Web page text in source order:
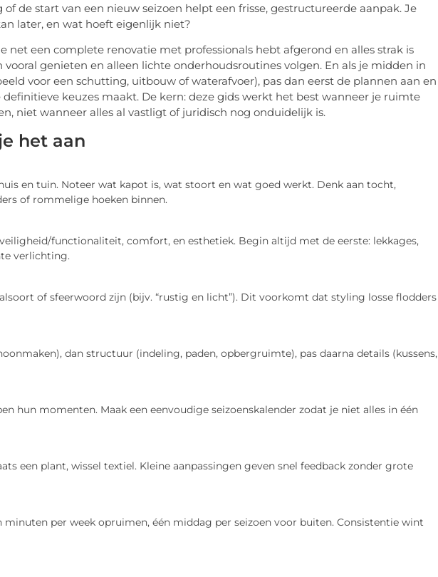
de start van een nieuw seizoen helpt een frisse, gestructureerde aanpak. Je
later, en wat hoeft eigenlijk niet?
net een complete renovatie met professionals hebt afgerond en alles strak is
genieten en alleen lichte onderhoudsroutines volgen. En als je midden in
voor een schutting, uitbouw of waterafvoer), pas dan eerst de plannen aan en
definitieve keuzes maakt. De kern: deze gids werkt het best wanneer je ruimte
niet wanneer alles al vastligt of juridisch nog onduidelijk is.
het aan
en tuin. Noteer wat kapot is, wat stoort en wat goed werkt. Denk aan tocht,
of rommelige hoeken binnen.
functionaliteit, comfort, en esthetiek. Begin altijd met de eerste: lekkages,
verlichting.
of sfeerwoord zijn (bijv. “rustig en licht”). Dit voorkomt dat styling losse flodders
dan structuur (indeling, paden, opbergruimte), pas daarna details (kussens,
hun momenten. Maak een eenvoudige seizoenskalender zodat je niet alles in één
een plant, wissel textiel. Kleine aanpassingen geven snel feedback zonder grote
per week opruimen, één middag per seizoen voor buiten. Consistentie wint